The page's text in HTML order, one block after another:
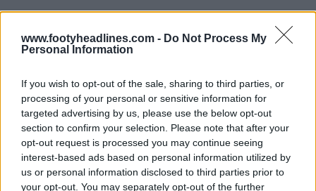
www.footyheadlines.com - Do Not Process My
Personal Information
If you wish to opt-out of the sale, sharing to third parties, or
processing of your personal or sensitive information for
targeted advertising by us, please use the below opt-out
section to confirm your selection. Please note that after your
opt-out request is processed you may continue seeing
interest-based ads based on personal information utilized by
us or personal information disclosed to third parties prior to
your opt-out. You may separately opt-out of the further